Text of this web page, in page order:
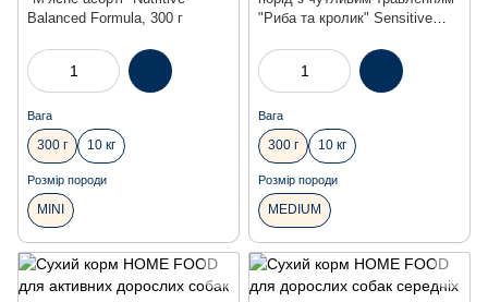
Balanced Formula, 300 г
Вага
300 г 10 кг
Розмір породи
MINI
"Риба та кролик" Sensitive
Вага
300 г 10 кг
Розмір породи
MEDIUM